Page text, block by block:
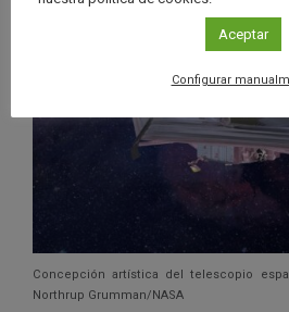
Concepción artística del telescopio
Northrup Grumman/NASA
Aceptar
Configurar